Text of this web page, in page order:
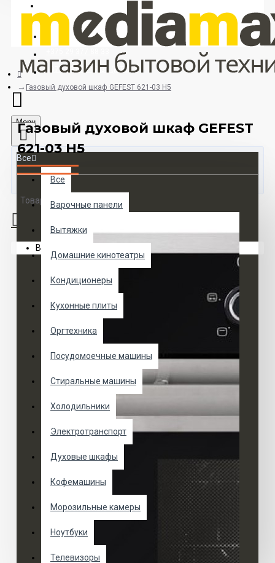
Регистрация
+375 33 673 17 31 (МТС)
Menu
Все
Все
Варочные панели
Вытяжки
Домашние кинотеатры
Кондиционеры
Кухонные плиты
Оргтехника
Посудомоечные машины
Стиральные машины
Холодильники
Электротранспорт
Духовые шкафы
Кофемашины
Морозильные камеры
Ноутбуки
Телевизоры
Товаров 0 (0 руб.)
Ваша корзина пуста!
Газовый духовой шкаф GEFEST 621-03 Н5
Газовый духовой шкаф GEFEST
621-03 Н5